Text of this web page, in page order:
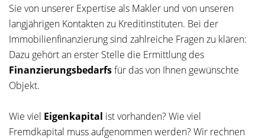
Sie von unserer Expertise als Makler und von unseren
langjährigen Kontakten zu Kreditinstituten. Bei der
Immobilienfinanzierung sind zahlreiche Fragen zu klären:
Dazu gehört an erster Stelle die Ermittlung des
Finanzierungsbedarfsfür das von Ihnen gewünschte
Objekt.
Wie viel Eigenkapital ist vorhanden? Wie viel
Fremdkapital muss aufgenommen werden? Wir rechnen